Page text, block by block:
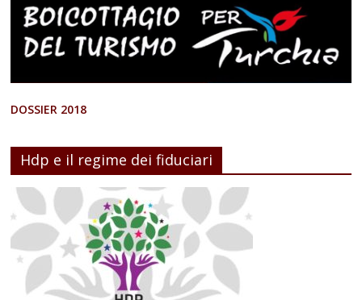
DOSSIER 2018
Hdp e il regime dei fiduciari